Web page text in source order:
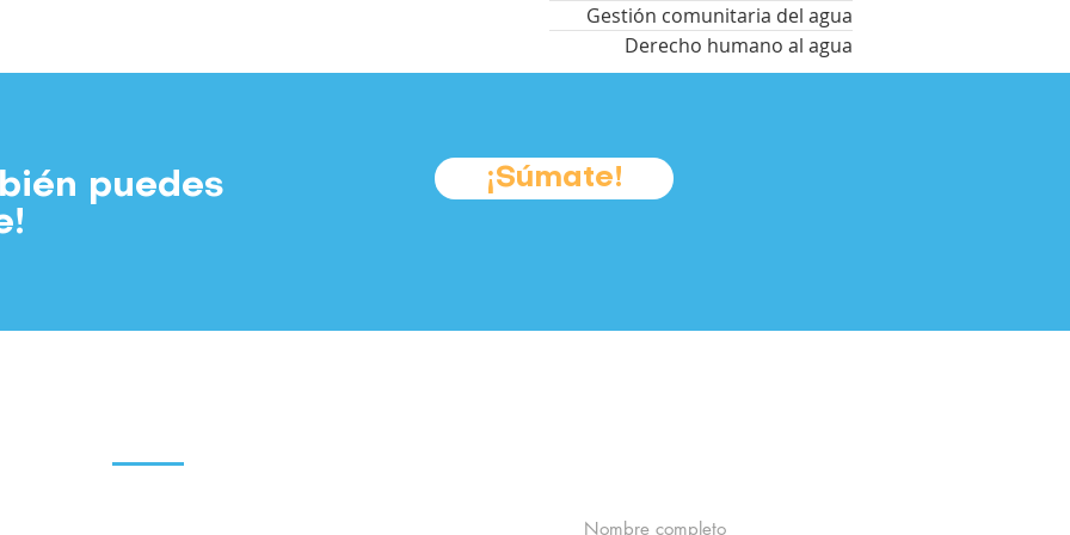
Gestión comunitaria del agua
Derecho humano al agua
puedes
¡Súmate!